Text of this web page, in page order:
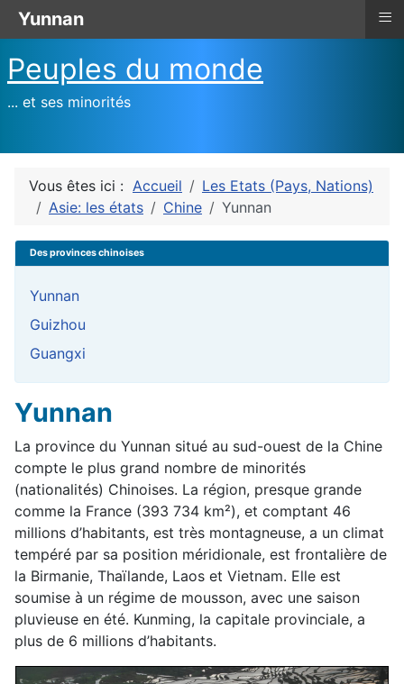
Peuples du monde
... et ses minorités
Vous êtes ici : Accueil
Les Etats (Pays, Nations)
Asie: les états
Chine Yunnan
Des provinces chinoises
Yunnan
Guizhou
Guangxi
Yunnan
La province du Yunnan situé au sud-ouest de la Chine
compte le plus grand nombre de minorités
(nationalités) Chinoises. La région, presque grande
comme la France (393 734 km²), et comptant 46
millions d’habitants, est très montagneuse, a un climat
tempéré par sa position méridionale, est frontalière de
la Birmanie, Thaïlande, Laos et Vietnam. Elle est
soumise à un régime de mousson, avec une saison
pluvieuse en été. Kunming, la capitale provinciale, a
plus de 6 millions d’habitants.
Yunnan ≡